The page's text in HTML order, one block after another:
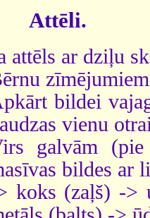
Attēli.
attēls ar dziļu
bildei
vienu
galvām
bildes ar
koks (zaļš) ->